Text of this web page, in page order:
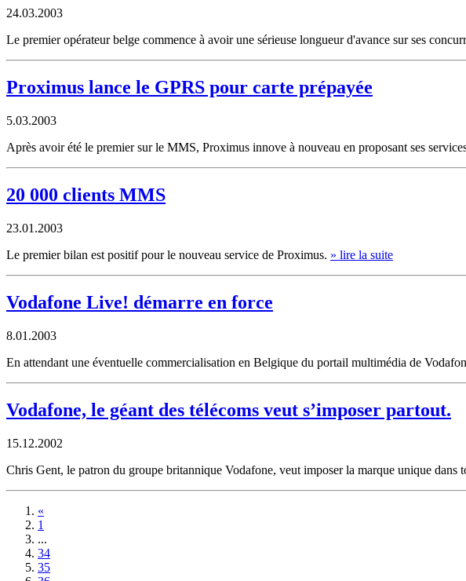
24.03.2003
Le premier opérateur belge commence à avoir une sérieuse longueur d'avance sur ses
Proximus lance le GPRS pour carte prépayée
5.03.2003
Après avoir été le premier sur le MMS, Proximus innove à nouveau en proposant ses
20 000 clients MMS
23.01.2003
Le premier bilan est positif pour le nouveau service de Proximus. » lire la suite
Vodafone Live! démarre en force
8.01.2003
En attendant une éventuelle commercialisation en Belgique du portail multimédia de
Vodafone, le géant des télécoms veut s’imposer partout.
15.12.2002
Chris Gent, le patron du groupe britannique Vodafone, veut imposer la marque unique
«
1
...
34
35